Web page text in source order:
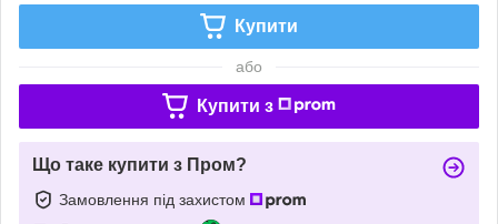
Купити
або
Купити з
Що таке купити з Пром?
Замовлення під захистом